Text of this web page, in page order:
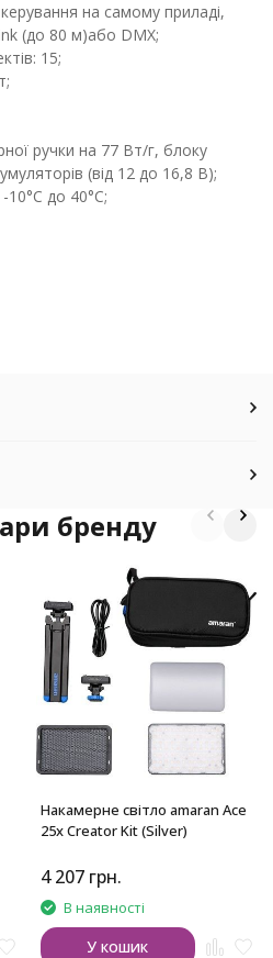
на самому приладі,
(до 80 м)або DMX;
15;
ручки на 77 Вт/г, блоку
(від 12 до 16,8 В);
до 40°C;
бренду
Накамерне світло amaran Ace
25x Creator Kit (Silver)
4 207 грн.
В наявності
У кошик